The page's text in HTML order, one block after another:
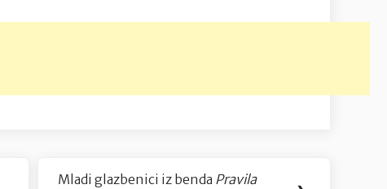
Mladi glazbenici iz benda Pravila